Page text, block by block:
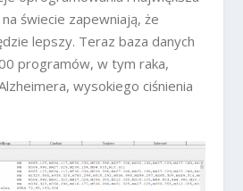
świecie zapewniają, że
lepszy. Teraz baza danych
programów, w tym raka,
wysokiego ciśnienia